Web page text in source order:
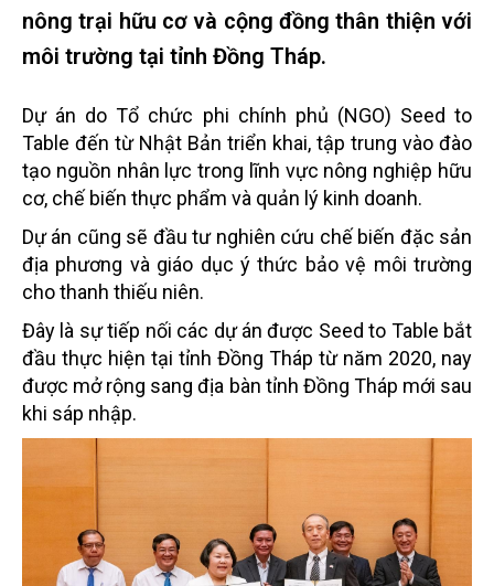
nông trại hữu cơ và cộng đồng thân thiện với
môi trường tại tỉnh Đồng Tháp.
Dự án do Tổ chức phi chính phủ (NGO) Seed to
Table đến từ Nhật Bản triển khai, tập trung vào đào
tạo nguồn nhân lực trong lĩnh vực nông nghiệp hữu
cơ, chế biến thực phẩm và quản lý kinh doanh.
Dự án cũng sẽ đầu tư nghiên cứu chế biến đặc sản
địa phương và giáo dục ý thức bảo vệ môi trường
cho thanh thiếu niên.
Đây là sự tiếp nối các dự án được Seed to Table bắt
đầu thực hiện tại tỉnh Đồng Tháp từ năm 2020, nay
được mở rộng sang địa bàn tỉnh Đồng Tháp mới sau
khi sáp nhập.